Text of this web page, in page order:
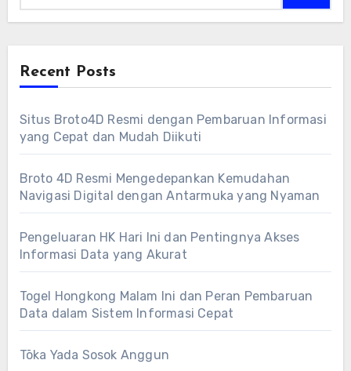
Recent Posts
Situs Broto4D Resmi dengan Pembaruan Informasi
yang Cepat dan Mudah Diikuti
Broto 4D Resmi Mengedepankan Kemudahan
Navigasi Digital dengan Antarmuka yang Nyaman
Pengeluaran HK Hari Ini dan Pentingnya Akses
Informasi Data yang Akurat
Togel Hongkong Malam Ini dan Peran Pembaruan
Data dalam Sistem Informasi Cepat
Tōka Yada Sosok Anggun